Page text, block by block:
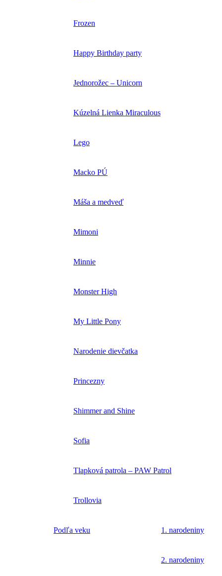
Frozen
Happy Birthday party
Jednorožec – Unicorn
Kúzelná Lienka Miraculous
Lego
Macko PÚ
Máša a medveď
Mimoni
Minnie
Monster High
My Little Pony
Narodenie dievčatka
Princezny
Shimmer and Shine
Sofia
Tlapková patrola – PAW Patrol
Trollovia
Podľa veku 1. narodeniny
2. narodeniny